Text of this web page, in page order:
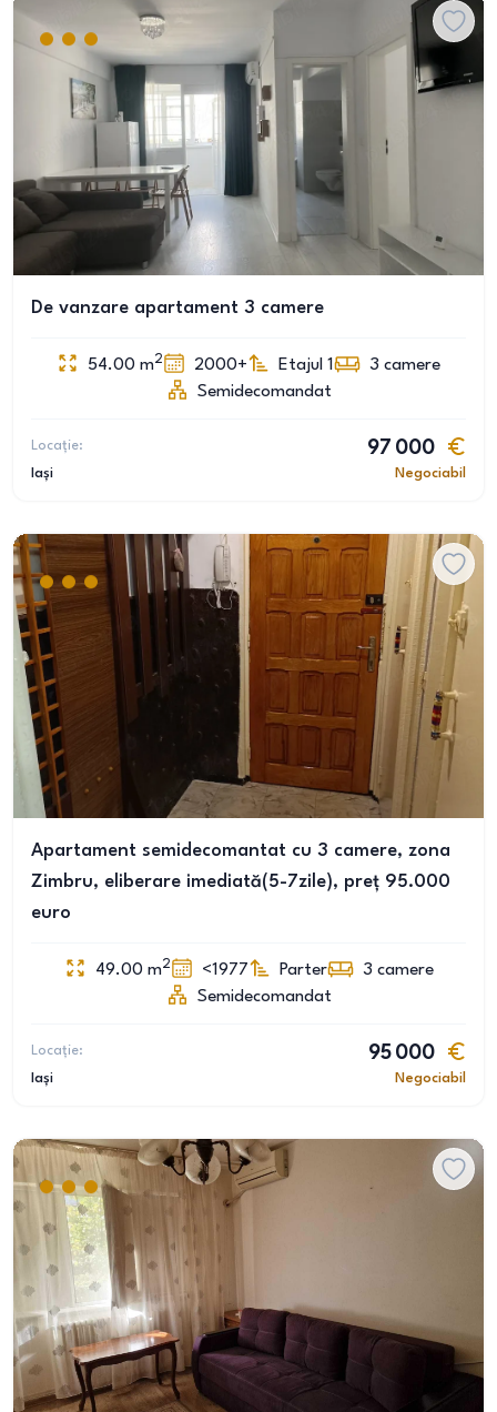
De vanzare apartament 3 camere
54.00 m2 2000+ Etajul 1 3 camere
Semidecomandat
Locație:
Iași
97 000
Negociabil
Apartament semidecomantat cu 3 camere, zona
Zimbru, eliberare imediată(5-7zile), preț 95.000
euro
49.00 m2 <1977 Parter 3 camere
Semidecomandat
Locație:
Iași
95 000
Negociabil